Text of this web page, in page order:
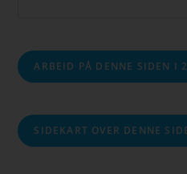
ARBEID PÅ DENNE SIDEN I
SIDEKART OVER DENNE